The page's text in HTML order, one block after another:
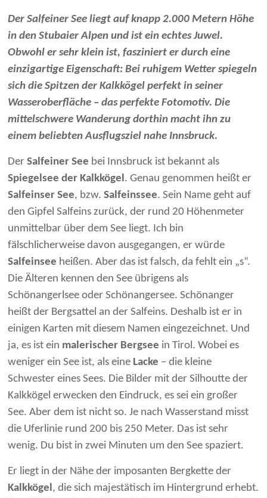
Der Salfeiner See liegt auf knapp 2.000 Metern Höhe
in den Stubaier Alpen und ist ein echtes Juwel.
Obwohl er sehr klein ist, fasziniert er durch eine
einzigartige Eigenschaft: Bei ruhigem Wetter spiegeln
sich die Spitzen der Kalkkögel perfekt in seiner
Wasseroberfläche – das perfekte Fotomotiv. Die
mittelschwere Wanderung dorthin macht ihn zu
einem beliebten Ausflugsziel nahe Innsbruck.
DerSalfeiner See bei Innsbruck ist bekannt als
Spiegelsee der Kalkkögel . Genau genommen heißt er
Salfeinser See, bzw.Salfeinssee. Sein Name geht auf
den Gipfel Salfeins zurück, der rund 20 Höhenmeter
unmittelbar über dem See liegt. Ich bin
fälschlicherweise davon ausgegangen, er würde
Salfeinsee heißen. Aber das ist falsch, da fehlt ein „s“.
Die Älteren kennen den See übrigens als
Schönangerlsee oder Schönangersee. Schönanger
heißt der Bergsattel an der Salfeins. Deshalb ist er in
einigen Karten mit diesem Namen eingezeichnet. Und
ja, es ist ein malerischer Bergsee in Tirol. Wobei es
weniger ein See ist, als eine Lacke – die kleine
Schwester eines Sees. Die Bilder mit der Silhoutte der
Kalkkögel erwecken den Eindruck, es sei ein großer
See. Aber dem ist nicht so. Je nach Wasserstand misst
die Uferlinie rund 200 bis 250 Meter. Das ist sehr
wenig. Du bist in zwei Minuten um den See spaziert.
Er liegt in der Nähe der imposanten Bergkette der
Kalkkögel , die sich majestätisch im Hintergrund erhebt.